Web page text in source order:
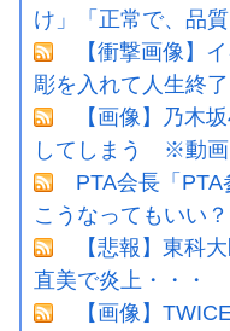
け」「正常で、品質
【衝撃画像】
彫を入れて人生終
【画像】乃木
してしまう ※動画
PTA会長「PTA
こうなってもいい？
【悲報】東科
直美で炎上・・・
【画像】